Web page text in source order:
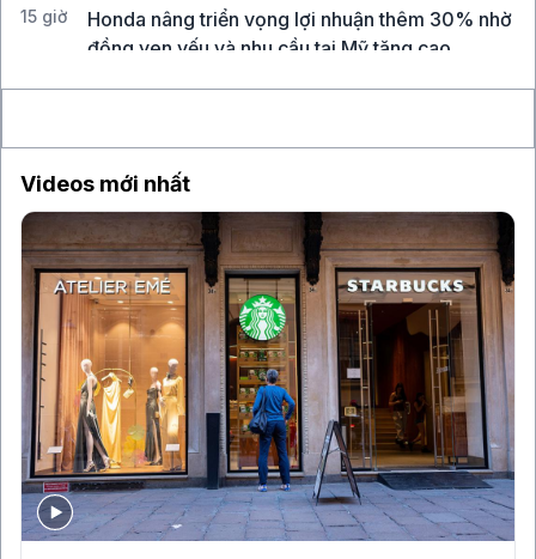
15 giờ
Honda nâng triển vọng lợi nhuận thêm 30% nhờ
đồng yen yếu và nhu cầu tại Mỹ tăng cao
Videos mới nhất